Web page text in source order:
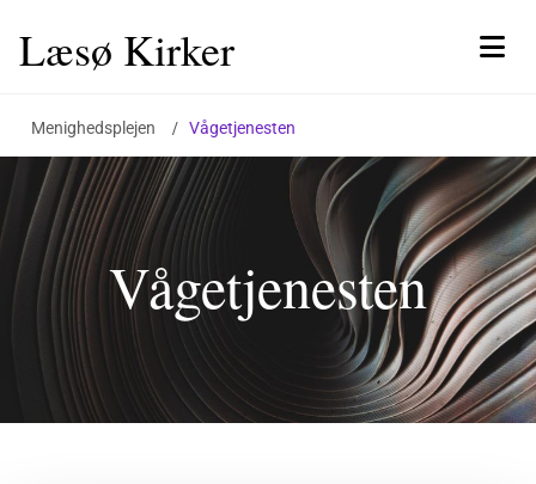
Læsø Kirker
Menighedsplejen / Vågetjenesten
Vågetjenesten